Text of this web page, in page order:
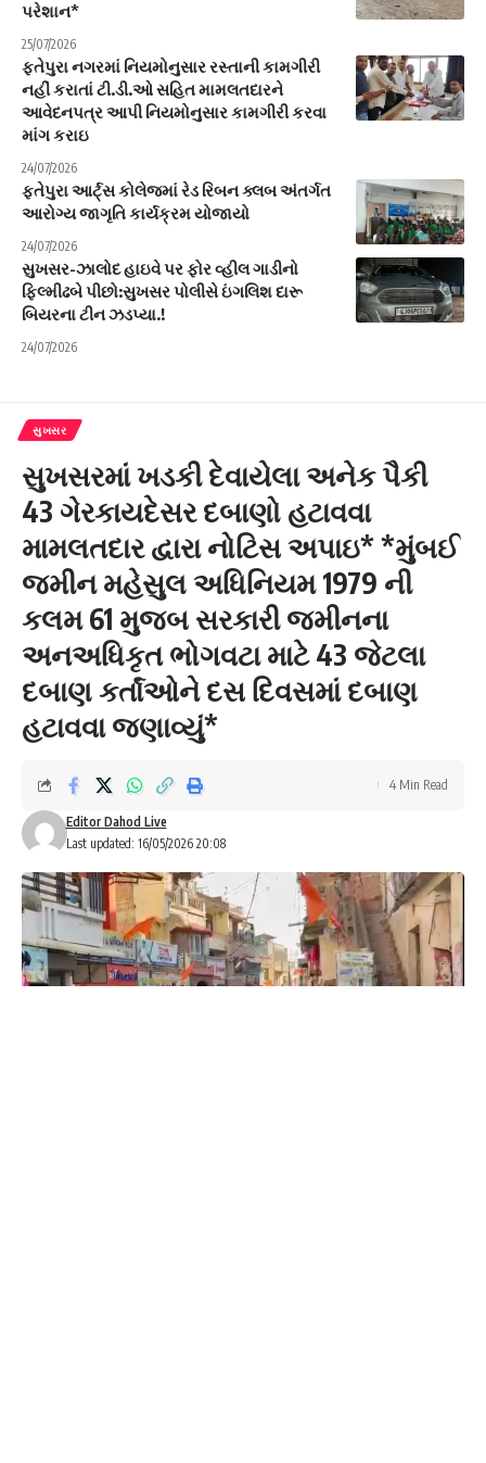
પરેશાન*
25/07/2026
ફતેપુરા નગરમાં નિયમોનુસાર રસ્તાની કામગીરી
નહીં કરાતાં ટી.ડી.ઓ સહિત મામલતદારને
આવેદનપત્ર આપી નિયમોનુસાર કામગીરી કરવા
માંગ કરાઇ
24/07/2026
ફતેપુરા આર્ટ્સ કોલેજમાં રેડ રિબન ક્લબ અંતર્ગત
આરોગ્ય જાગૃતિ કાર્યક્રમ યોજાયો
24/07/2026
સુખસર-ઝાલોદ હાઇવે પર ફોર વ્હીલ ગાડીનો
ફિલ્મીઢબે પીછો:સુખસર પોલીસે ઇંગલિશ દારૂ
બિયરના ટીન ઝડપ્યા.!
24/07/2026
સુખસર
સુખસરમાં ખડકી દેવાયેલા અનેક પૈકી
43 ગેરકાયદેસર દબાણો હટાવવા
મામલતદાર દ્વારા નોટિસ અપાઇ* *મુંબઈ
જમીન મહેસુલ અધિનિયમ 1979 ની
કલમ 61 મુજબ સરકારી જમીનના
અનઅધિકૃત ભોગવટા માટે 43 જેટલા
દબાણ કર્તાંઓને દસ દિવસમાં દબાણ
હટાવવા જણાવ્યું*
Last updated: 16/05/2026 20:08
Editor Dahod Live
4 Min Read